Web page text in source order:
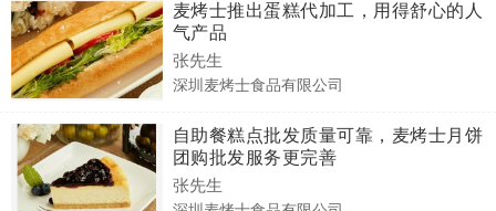
麦烤士推出蛋糕代加工，用得舒心的人
气产品
张先生
深圳麦烤士食品有限公司
自助餐糕点批发质量可靠，麦烤士月饼
团购批发服务更完善
张先生